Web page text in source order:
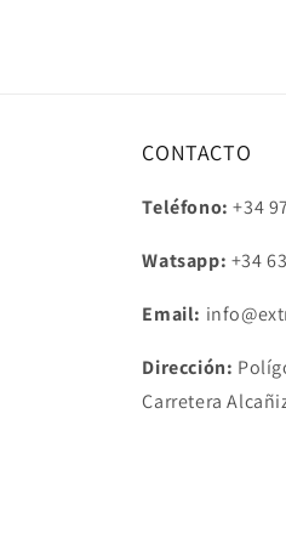
CONTACTO
Teléfono: +34
Watsapp: +34
Email:
Dirección:
Carretera